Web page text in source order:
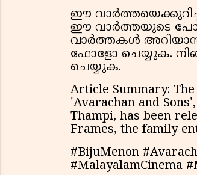
ഈ
ഈ വാർത്തയുടെ
വാർത്തകൾ
ഫോളോ ചെയ്യുക.
ചെയ്യുക.
Article Summary:
'Avarachan and
Thampi, has been
Frames, the family
#BijuMenon
#MalayalamCinema